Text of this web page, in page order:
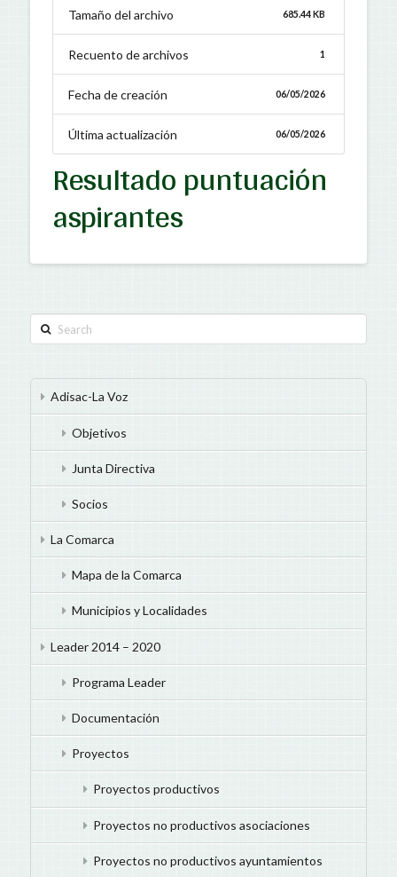
Tamaño del archivo 685.44 KB
Recuento de archivos 1
Fecha de creación 06/05/2026
Última actualización 06/05/2026
Resultado puntuación
aspirantes
Search
Adisac-La Voz
Objetivos
Junta Directiva
Socios
La Comarca
Mapa de la Comarca
Municipios y Localidades
Leader 2014 – 2020
Programa Leader
Documentación
Proyectos
Proyectos productivos
Proyectos no productivos asociaciones
Proyectos no productivos ayuntamientos